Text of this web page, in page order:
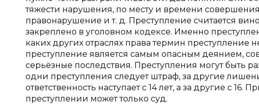
тяжести нарушения, по месту и времени
правонарушение и т. д. Преступление считается
закреплено в уголовном кодексе. Именно
каких других отраслях права термин преступление
преступление является самым опасным деянием,
серьёзные последствия. Преступления могут быть
одни преступления следует штраф, за другие
ответственность наступает с 14 лет, а за другие с
преступлении может только суд.